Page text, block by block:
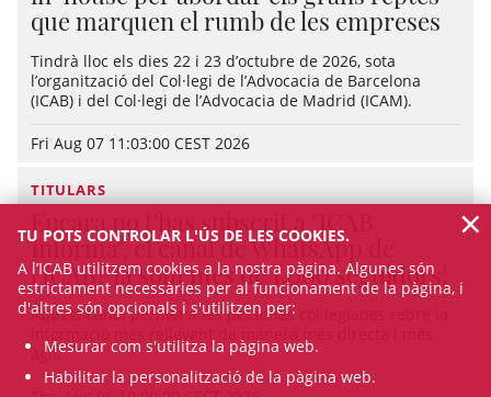
que marquen el rumb de les empreses
Tindrà lloc els dies 22 i 23 d’octubre de 2026, sota
l’organització del Col·legi de l’Advocacia de Barcelona
(ICAB) i del Col·legi de l’Advocacia de Madrid (ICAM).
Fri Aug 07 11:03:00 CEST 2026
TITULARS
Encara no t'has subscrit a "ICAB
Informa", el canal de WhatsApp de
l'ICAB? Ja som més de 1.000 seguidors!
Aquest canal permet a les persones col·legiades rebre la
àgil.
TU POTS CONTROLAR L'ÚS DE LES COOKIES.
A l’ICAB utilitzem cookies a la nostra pàgina. Algunes són
estrictament necessàries per al funcionament de la pàgina, i
d'altres són opcionals i s'utilitzen per:
Mesurar com s'utilitza la pàgina web.
Habilitar la personalització de la pàgina web.
×